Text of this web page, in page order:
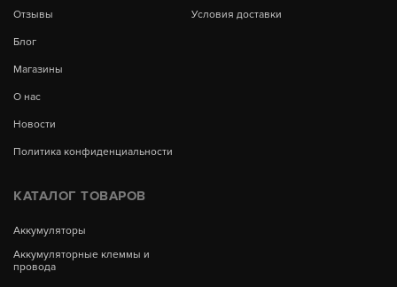
Отзывы
Блог
Магазины
О нас
Новости
Политика конфиденциальности
Условия доставки
КАТАЛОГ ТОВАРОВ
Аккумуляторы
Аккумуляторные клеммы и
провода